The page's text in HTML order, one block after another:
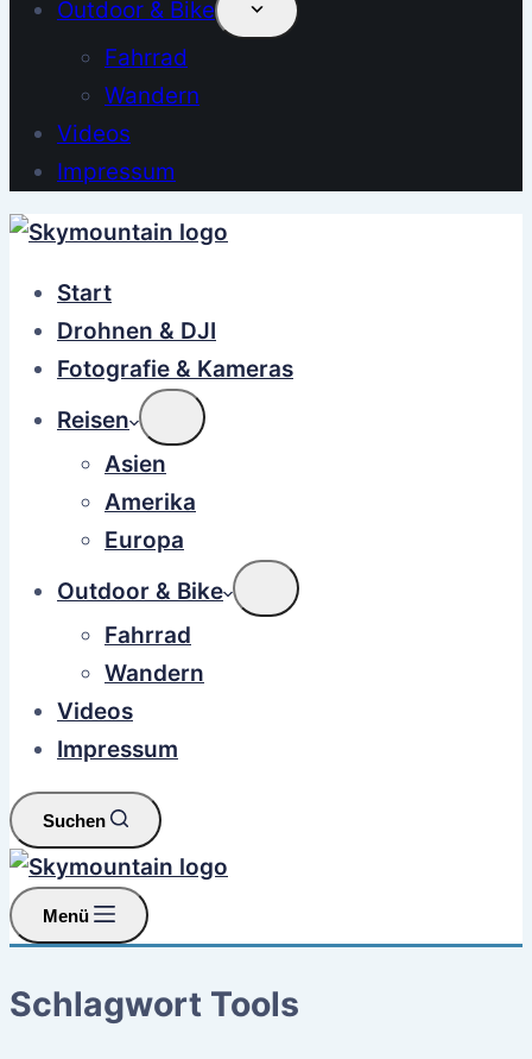
Outdoor & Bike
Fahrrad
Wandern
Videos
Impressum
Start
Drohnen & DJI
Fotografie & Kameras
Reisen
Asien
Amerika
Europa
Outdoor & Bike
Fahrrad
Wandern
Videos
Impressum
Suchen
Menü
Schlagwort Tools